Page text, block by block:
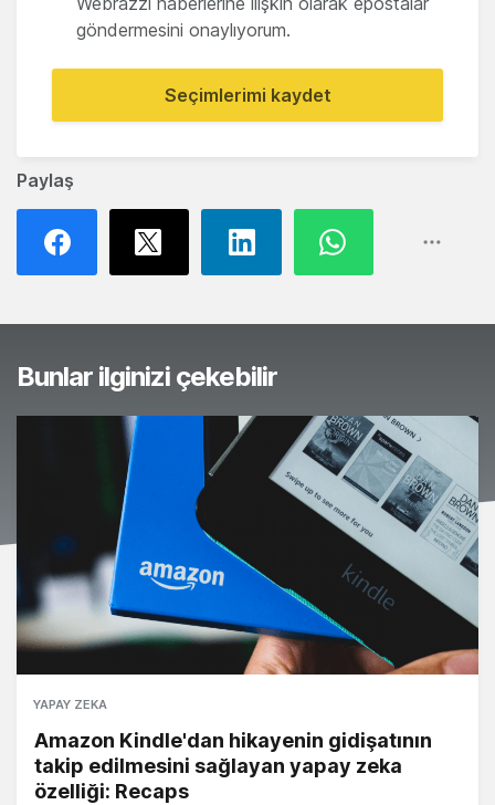
Paylaş
göndermesini onaylıyorum.
Seçimlerimi kaydet
Bunlar ilginizi çekebilir
YAPAY ZEKA
Amazon Kindle'dan hikayenin gidişatının
takip edilmesini sağlayan yapay zeka
özelliği: Recaps